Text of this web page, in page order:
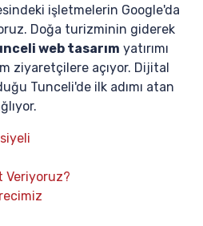
işletmelerin Google'da
Doğa turizminin giderek
web tasarım yatırımı
ziyaretçilere açıyor. Dijital
Tunceli'de ilk adımı atan
Veriyoruz?